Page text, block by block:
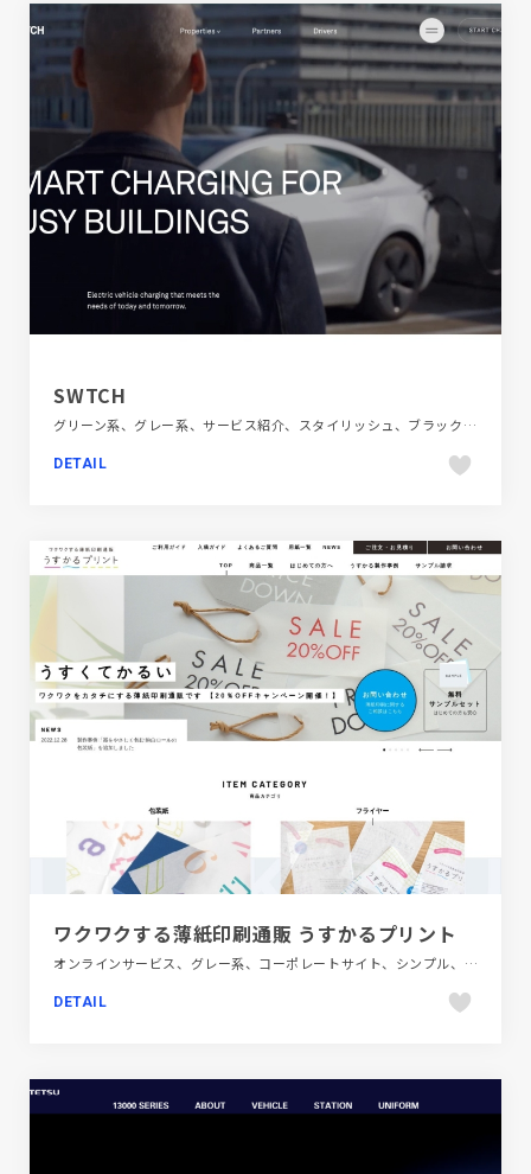
SWTCH
グリーン系、グレー系、サービス紹介、スタイリッシュ、ブラック系 、ブランド・サービスサイト、ホワイト系、動画が流れる、大きめ写真、海外サイト、自動車・乗り物・交通
DETAIL
ワクワクする薄紙印刷通販 うすかるプリント
オンラインサービス、グレー系、コーポレートサイト、シンプル、スクロールエフェクト、テクノロジー・サイエンス、ホワイト系、モーション多め、大きめ写真
DETAIL